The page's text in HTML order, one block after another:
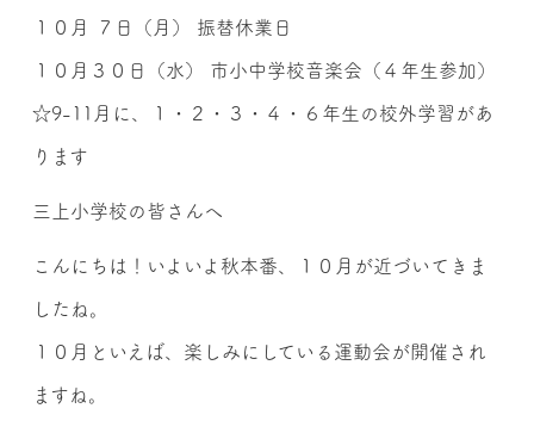
１０月 ７日（月） 振替休業日
１０月３０日（水） 市小中学校音楽会（４年生参加）
☆9-11月に、１・２・３・４・６年生の校外学習があ
ります
三上小学校の皆さんへ
こんにちは！いよいよ秋本番、１０月が近づいてきま
したね。
１０月といえば、楽しみにしている運動会が開催され
ますね。